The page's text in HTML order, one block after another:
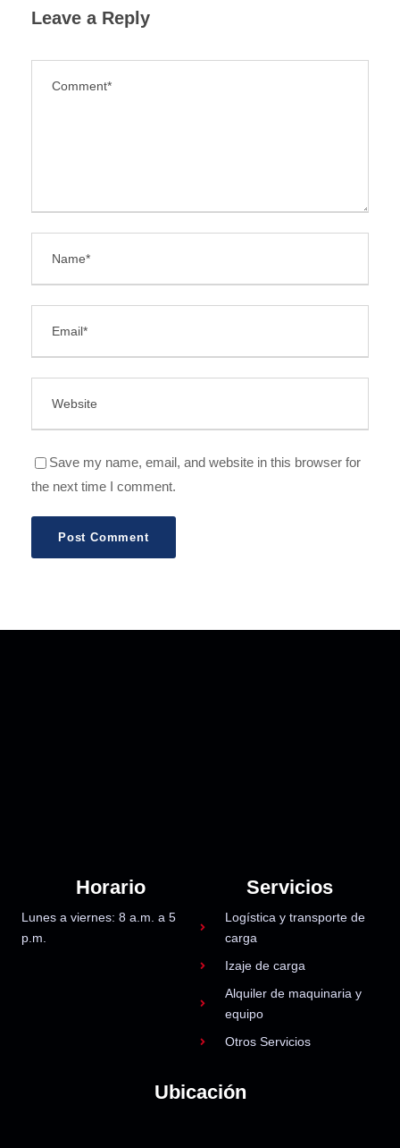
Leave a Reply
Save my name, email, and website in this browser for
the next time I comment.
Horario
Lunes a viernes: 8 a.m. a 5
p.m.
Servicios
Logística y transporte de
carga
Izaje de carga
Alquiler de maquinaria y
equipo
Otros Servicios
Ubicación